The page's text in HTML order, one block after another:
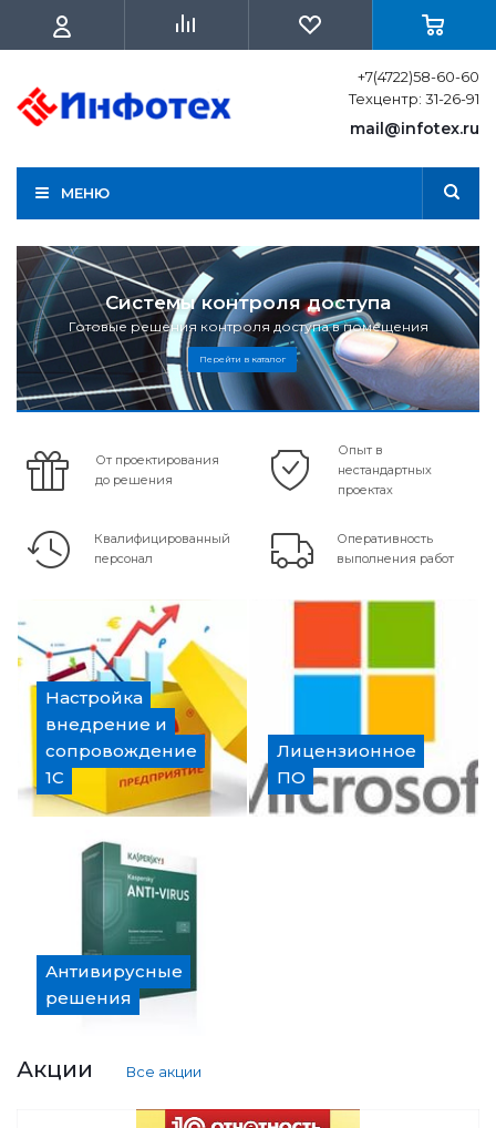
+7(4722)58-60-60
Техцентр: 31-26-91
mail@infotex.ru
МЕНЮ
Системы контроля доступа
Готовые решения контроля доступа в помещения
Перейти в каталог
От проектирования
до решения
Опыт в
нестандартных
проектах
Квалифицированный
персонал
Оперативность
выполнения работ
Настройка
внедрение и
сопровождение
1С
Лицензионное
ПО
Антивирусные
решения
Акции Все акции